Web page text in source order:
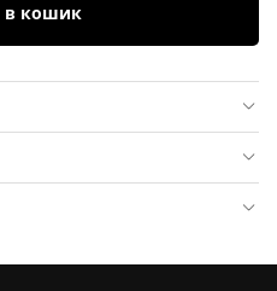
в кошик